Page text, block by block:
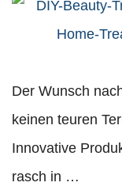
Der Wunsch
keinen teuren
Innovative
rasch in …